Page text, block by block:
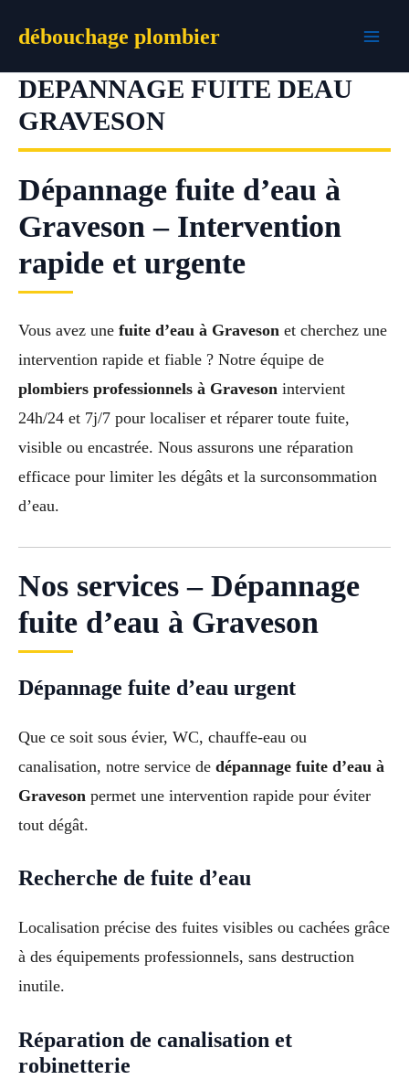
débouchage plombier
DEPANNAGE FUITE DEAU
GRAVESON
Dépannage fuite d’eau à
Graveson – Intervention
rapide et urgente
Vous avez une fuite d’eau à Graveson et cherchez une
intervention rapide et fiable ? Notre équipe de
plombiers professionnels à Graveson intervient
24h/24 et 7j/7 pour localiser et réparer toute fuite,
visible ou encastrée. Nous assurons une réparation
efficace pour limiter les dégâts et la surconsommation
d’eau.
Nos services – Dépannage
fuite d’eau à Graveson
Dépannage fuite d’eau urgent
Que ce soit sous évier, WC, chauffe-eau ou
canalisation, notre service de dépannage fuite d’eau à
Graveson permet une intervention rapide pour éviter
tout dégât.
Recherche de fuite d’eau
Localisation précise des fuites visibles ou cachées grâce
à des équipements professionnels, sans destruction
inutile.
Réparation de canalisation et
robinetterie